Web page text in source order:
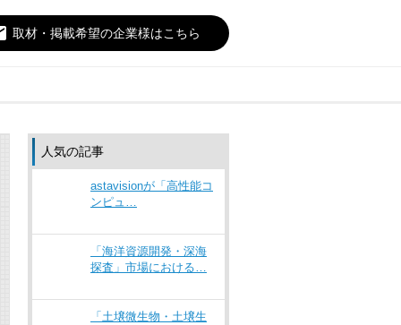
取材・掲載希望の企業様はこちら
人気の記事
astavisionが「高性能コ
ンピュ…
「海洋資源開発・深海
探査」市場における…
「土壌微生物・土壌生